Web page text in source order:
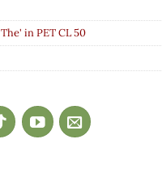
The' in PET CL 50